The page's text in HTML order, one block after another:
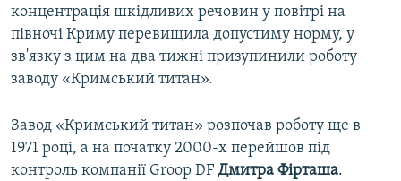
концентрація шкідливих речовин у повітрі на
півночі Криму перевищила допустиму норму, у
зв'язку з цим на два тижні призупинили роботу
заводу «Кримський титан».
Завод «Кримський титан» розпочав роботу ще в
1971 році, а на початку 2000-х перейшов під
контроль компанії Groop DF Дмитра Фірташа.